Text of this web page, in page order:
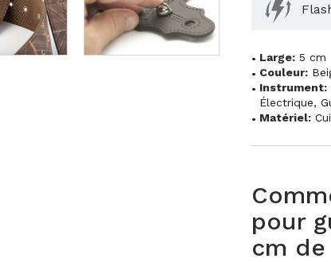
Large: 5 cm
Couleur:
Instrument:
Électrique,
Matériel:
pour
cm de